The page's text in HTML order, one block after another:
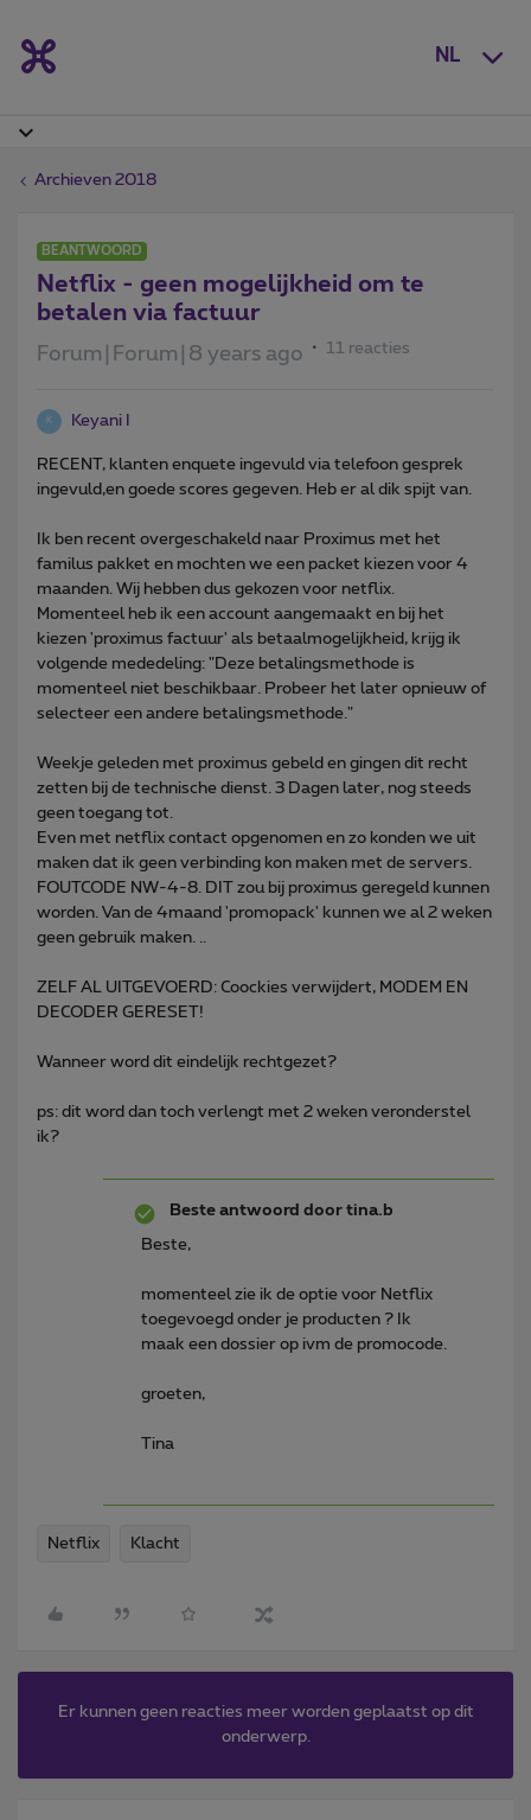
NL
Archieven 2018
BEANTWOORD
Netflix - geen mogelijkheid om te
betalen via factuur
Forum|Forum|8 years ago 11 reacties
K Keyani I
RECENT, klanten enquete ingevuld via telefoon gesprek
ingevuld,en goede scores gegeven. Heb er al dik spijt van.
Ik ben recent overgeschakeld naar Proximus met het
familus pakket en mochten we een packet kiezen voor 4
maanden. Wij hebben dus gekozen voor netflix.
Momenteel heb ik een account aangemaakt en bij het
kiezen 'proximus factuur' als betaalmogelijkheid, krijg ik
volgende mededeling: "Deze betalingsmethode is
momenteel niet beschikbaar. Probeer het later opnieuw of
selecteer een andere betalingsmethode."
Weekje geleden met proximus gebeld en gingen dit recht
zetten bij de technische dienst. 3 Dagen later, nog steeds
geen toegang tot.
Even met netflix contact opgenomen en zo konden we uit
maken dat ik geen verbinding kon maken met de servers.
FOUTCODE NW-4-8. DIT zou bij proximus geregeld kunnen
worden. Van de 4maand 'promopack' kunnen we al 2 weken
geen gebruik maken. ..
ZELF AL UITGEVOERD: Coockies verwijdert, MODEM EN
DECODER GERESET!
Wanneer word dit eindelijk rechtgezet?
ps: dit word dan toch verlengt met 2 weken veronderstel
ik?
Beste antwoord door tina.b
Beste,
momenteel zie ik de optie voor Netflix
toegevoegd onder je producten ? Ik
maak een dossier op ivm de promocode.
groeten,
Tina
Netflix Klacht
Er kunnen geen reacties meer worden geplaatst op dit
onderwerp.